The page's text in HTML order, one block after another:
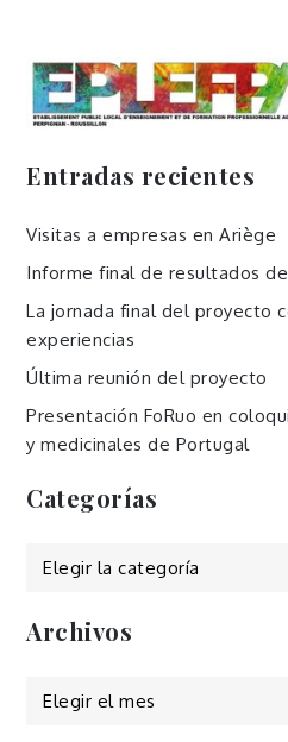
Entradas recientes
Visitas a empresas en Ariège
Informe final de resultados
La jornada final del proyecto
experiencias
Última reunión del proyecto
Presentación FoRuo en
y medicinales de Portugal
Categorías
Categorías
Archivos